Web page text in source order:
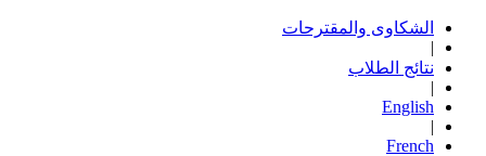
الشكاوى والمقترحات
|
نتائج الطلاب
|
English
|
French